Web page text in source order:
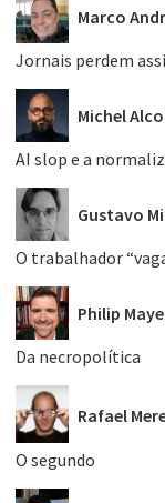
Marco
Jornais perdem
Michel
AI slop e a
Gustavo
O trabalhador
Philip
Da necropolítica
Rafael
O segundo